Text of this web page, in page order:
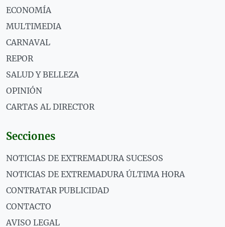
ECONOMÍA
MULTIMEDIA
CARNAVAL
REPOR
SALUD Y BELLEZA
OPINIÓN
CARTAS AL DIRECTOR
Secciones
NOTICIAS DE EXTREMADURA SUCESOS
NOTICIAS DE EXTREMADURA ÚLTIMA HORA
CONTRATAR PUBLICIDAD
CONTACTO
AVISO LEGAL